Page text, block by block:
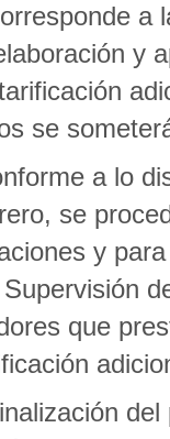
a
y
se
a lo
se
y
que